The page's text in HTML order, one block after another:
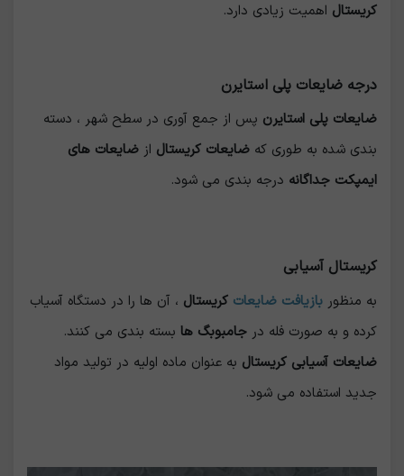
کریستال اهمیت زیادی دارد.
درجه ضایعات پلی استایرن
ضایعات پلی استایرن پس از جمع آوری در سطح شهر ، دسته
بندی شده به طوری که ضایعات کریستال از ضایعات های
ایمپکت جداگانه درجه بندی می شود.
کریستال آسیابی
به منظور بازیافت ضایعات کریستال ، آن ها را در دستگاه آسیاب
کرده و به صورت فله در جامبوبگ ها بسته بندی می کنند.
ضایعات آسیابی کریستال به عنوان ماده اولیه در تولید مواد
جدید استفاده می شود.